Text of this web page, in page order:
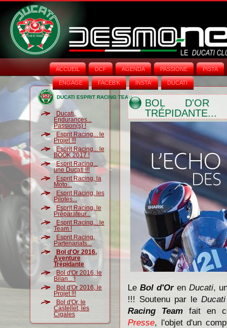
ACCUEIL DCF AGENDA PASSIONE PISTA
ENGAGE FACEB'K INSTA‘ DUCATI
DUCATI ESPRIT RACING TEAM
Ducati,
Endurances...
Passion(s) !
Esprit Racing... le
Projet !!!
Esprit Racing... le
BOOK 2017 !
Esprit Racing...
une Ducati !!!
Esprit Racing, la
Moto...
Esprit Racing, les
Pilotes...
Esprit Racing, le
Préparateur...
Esprit Racing... le
Team !
Esprit Racing,
Partenariats...
Bol d'Or 2016,
Aventure
Trépidante
Bol d'Or 2016, le
Bilan... !
Bol d'Or 2016, le
Projet !!!
Bol d'Or, le
Castellet, les
Cigales
BOL D'OR
TRÉPIDANTE...
Le Bol d'Oren Ducati,
!!! Soutenu par le
Racing Teamfait en
Presse, l'objet d'un